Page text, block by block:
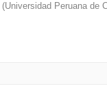
(Universidad Peruana de